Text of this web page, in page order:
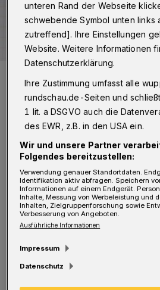
Foto: Rundschau
I ch habe diesen Beitrag
gelesen, denn diese
ja nicht nur in Vohwinkel,
anderen Siedlungen. Kein
genehmigten Parkplätze
lassen möchte. Allerdings
unteren Rand der Webseite
schwebende Symbol unten links
zutreffend]. Ihre Einstellungen
Website. Weitere Informationen
Datenschutzerklärung.
Ihre Zustimmung umfasst alle
rundschau.de-Seiten und
1 lit. a DSGVO auch die
des EWR, z.B. in den USA ein.
Wir und unsere Partner
Folgendes bereitzustellen:
Verwendung genauer Standortdaten.
Identifikation aktiv abfragen. Speichern
Informationen auf einem Endgerät.
Inhalte, Messung von Werbeleistung und
Inhalten, Zielgruppenforschung sowie
Verbesserung von Angeboten.
Ausführliche Informationen
Impressum
Datenschutz